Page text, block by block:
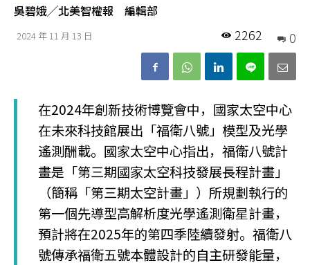
吳碧娥╱北美智權報 編輯部
2024 年 11 月 13 日 0
2262
在2024年創新技術博覽會中，國家太空中心
在未來科技館展出「福衛八號」模型及光學
遙測酬載。國家太空中心指出，福衛八號計
畫是「第三期國家太空科技發展長程計畫」
（簡稱「第三期太空計畫」）所規劃執行的
第一個先導型高解析度光學遙測衛星計畫，
預計將在2025年的第四季陸續發射。福衛八
號傳承福衛五號本體設計的自主研發能量，